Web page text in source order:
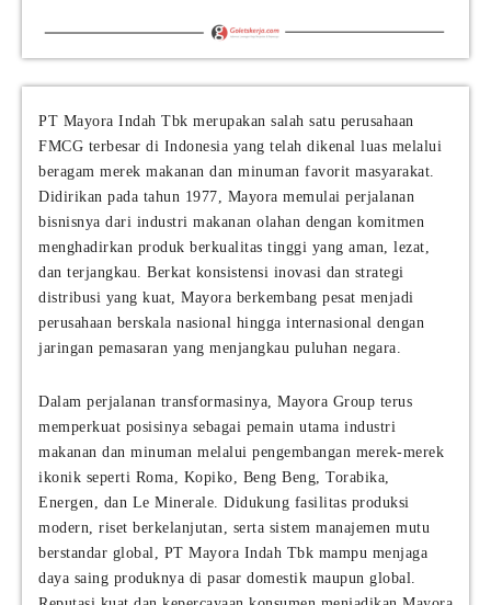
PT Mayora Indah Tbk merupakan salah satu perusahaan
FMCG terbesar di Indonesia yang telah dikenal luas melalui
beragam merek makanan dan minuman favorit masyarakat.
Didirikan pada tahun 1977, Mayora memulai perjalanan
bisnisnya dari industri makanan olahan dengan komitmen
menghadirkan produk berkualitas tinggi yang aman, lezat,
dan terjangkau. Berkat konsistensi inovasi dan strategi
distribusi yang kuat, Mayora berkembang pesat menjadi
perusahaan berskala nasional hingga internasional dengan
jaringan pemasaran yang menjangkau puluhan negara.
Dalam perjalanan transformasinya, Mayora Group terus
memperkuat posisinya sebagai pemain utama industri
makanan dan minuman melalui pengembangan merek-merek
ikonik seperti Roma, Kopiko, Beng Beng, Torabika,
Energen, dan Le Minerale. Didukung fasilitas produksi
modern, riset berkelanjutan, serta sistem manajemen mutu
berstandar global, PT Mayora Indah Tbk mampu menjaga
daya saing produknya di pasar domestik maupun global.